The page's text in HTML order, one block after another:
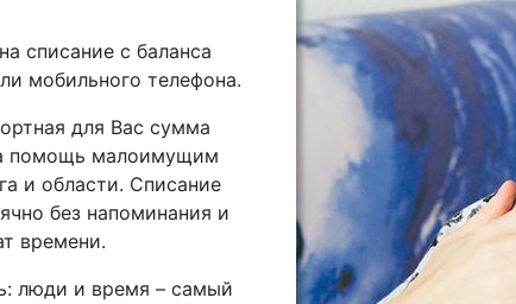
списание с баланса
мобильного телефона.
для Вас сумма
помощь малоимущим
и области. Списание
без напоминания и
времени.
люди и время – самый